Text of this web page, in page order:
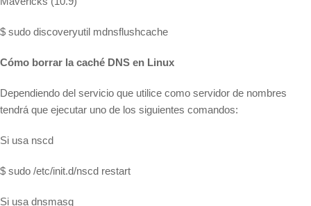
$ sudo discoveryutil mdnsflushcache
Cómo borrar la caché DNS en Linux
Dependiendo del servicio que utilice como servidor de nombres
tendrá que ejecutar uno de los siguientes comandos:
Si usa nscd
$ sudo /etc/init.d/nscd restart
Si usa dnsmasq